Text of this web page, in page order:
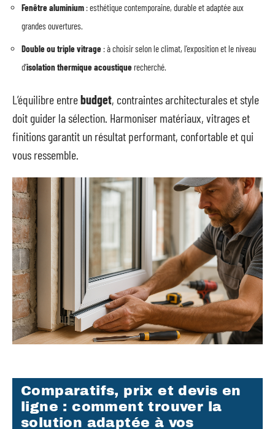
Fenêtre aluminium : esthétique contemporaine, durable et adaptée aux
grandes ouvertures.
Double ou triple vitrage : à choisir selon le climat, l’exposition et le niveau
d’isolation thermique acoustique recherché.
L’équilibre entrebudget, contraintes architecturales et style
doit guider la sélection. Harmoniser matériaux, vitrages et
finitions garantit un résultat performant, confortable et qui
vous ressemble.
Comparatifs, prix et devis en
ligne : comment trouver la
solution adaptée à vos